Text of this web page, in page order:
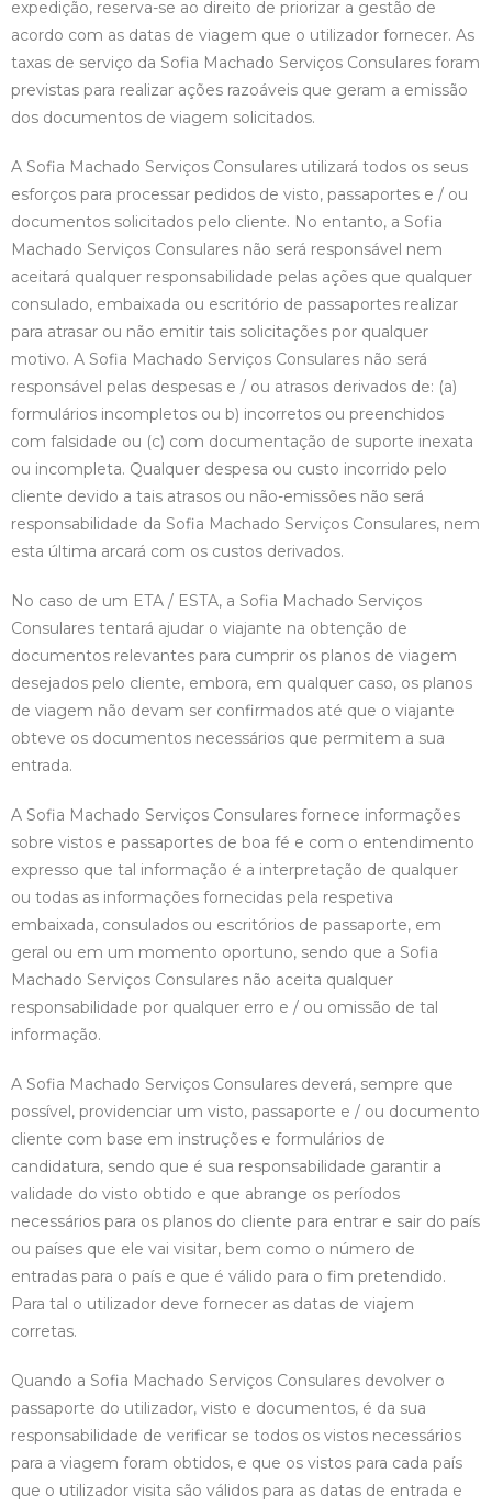
expedição, reserva-se ao direito de priorizar a gestão de
acordo com as datas de viagem que o utilizador fornecer. As
taxas de serviço da Sofia Machado Serviços Consulares foram
previstas para realizar ações razoáveis que geram a emissão
dos documentos de viagem solicitados.
A Sofia Machado Serviços Consulares utilizará todos os seus
esforços para processar pedidos de visto, passaportes e / ou
documentos solicitados pelo cliente. No entanto, a Sofia
Machado Serviços Consulares não será responsável nem
aceitará qualquer responsabilidade pelas ações que qualquer
consulado, embaixada ou escritório de passaportes realizar
para atrasar ou não emitir tais solicitações por qualquer
motivo. A Sofia Machado Serviços Consulares não será
responsável pelas despesas e / ou atrasos derivados de: (a)
formulários incompletos ou b) incorretos ou preenchidos
com falsidade ou (c) com documentação de suporte inexata
ou incompleta. Qualquer despesa ou custo incorrido pelo
cliente devido a tais atrasos ou não-emissões não será
responsabilidade da Sofia Machado Serviços Consulares, nem
esta última arcará com os custos derivados.
No caso de um ETA / ESTA, a Sofia Machado Serviços
Consulares tentará ajudar o viajante na obtenção de
documentos relevantes para cumprir os planos de viagem
desejados pelo cliente, embora, em qualquer caso, os planos
de viagem não devam ser confirmados até que o viajante
obteve os documentos necessários que permitem a sua
entrada.
A Sofia Machado Serviços Consulares fornece informações
sobre vistos e passaportes de boa fé e com o entendimento
expresso que tal informação é a interpretação de qualquer
ou todas as informações fornecidas pela respetiva
embaixada, consulados ou escritórios de passaporte, em
geral ou em um momento oportuno, sendo que a Sofia
Machado Serviços Consulares não aceita qualquer
responsabilidade por qualquer erro e / ou omissão de tal
informação.
A Sofia Machado Serviços Consulares deverá, sempre que
possível, providenciar um visto, passaporte e / ou documento
cliente com base em instruções e formulários de
candidatura, sendo que é sua responsabilidade garantir a
validade do visto obtido e que abrange os períodos
necessários para os planos do cliente para entrar e sair do país
ou países que ele vai visitar, bem como o número de
entradas para o país e que é válido para o fim pretendido.
Para tal o utilizador deve fornecer as datas de viajem
corretas.
Quando a Sofia Machado Serviços Consulares devolver o
passaporte do utilizador, visto e documentos, é da sua
responsabilidade de verificar se todos os vistos necessários
para a viagem foram obtidos, e que os vistos para cada país
que o utilizador visita são válidos para as datas de entrada e